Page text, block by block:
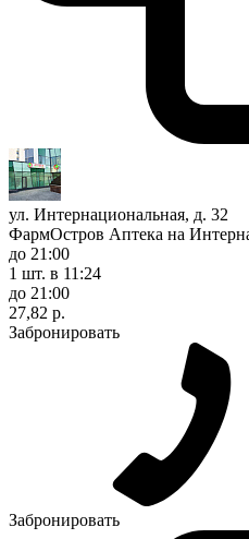
ул. Интернациональная, д. 32
ФармОстров Аптека на
до 21:00
1 шт. в 11:24
до 21:00
27,82 р.
Забронировать
Забронировать